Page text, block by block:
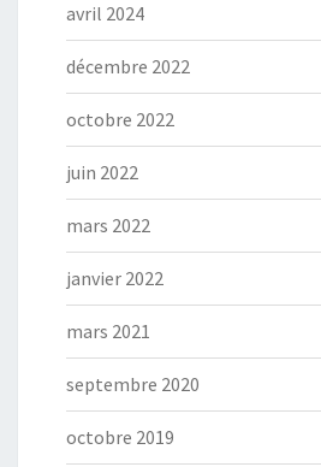
avril 2024
décembre 2022
octobre 2022
juin 2022
mars 2022
janvier 2022
mars 2021
septembre 2020
octobre 2019